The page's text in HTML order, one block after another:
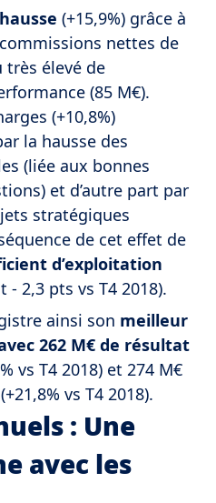
(+15,9%) grâce à
nettes de
très élevé de
(85 M€).
(+10,8%)
la hausse des
(liée aux bonnes
et d’autre part par
stratégiques
de cet effet de
d’exploitation
- 2,3 pts vs T4 2018).
ainsi son meilleur
262 M€ de résultat
vs T4 2018) et 274 M€
vs T4 2018).
: Une
avec les